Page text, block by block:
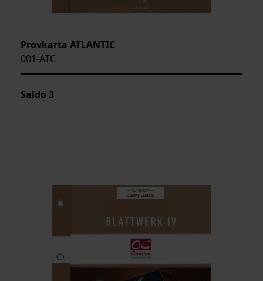
Provkarta ATLANTIC
001-ATC
Saldo 3